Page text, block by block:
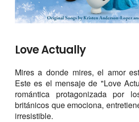
Love Actually
Mires a donde mires, el amor
Este es el mensaje de "Love
romántica protagonizada por
británicos que emociona,
irresistible.